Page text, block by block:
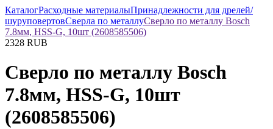
КаталогРасходные материалыПринадлежности для дрелей/
шуруповертовСверла по металлуСверло по металлу Bosch
7.8мм, HSS-G, 10шт (2608585506)
2328 RUB
Сверло по металлу Bosch
7.8мм, HSS-G, 10шт
(2608585506)